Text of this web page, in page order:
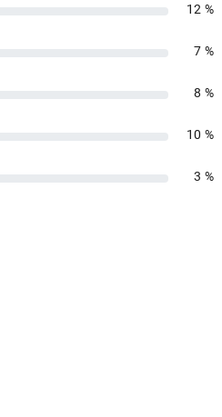
12 %
7 %
8 %
10 %
3 %